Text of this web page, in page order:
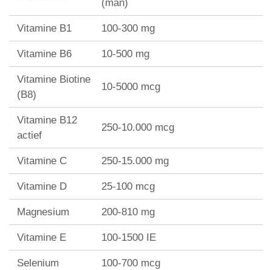
(man)
Vitamine B1 100-300 mg
Vitamine B6 10-500 mg
Vitamine Biotine
(B8)
10-5000 mcg
Vitamine B12
actief
250-10.000 mcg
Vitamine C 250-15.000 mg
Vitamine D 25-100 mcg
Magnesium 200-810 mg
Vitamine E 100-1500 IE
Selenium 100-700 mcg